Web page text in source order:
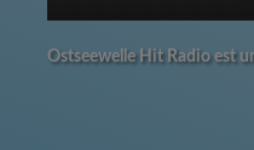
Ostseewelle Hit Radio est